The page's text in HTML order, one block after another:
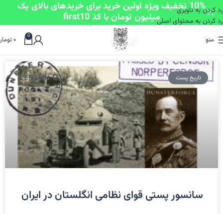
رد کردن به ناوبری
رد کردن به محتوای اصلی
منو 0 ۰
تاریخ پست
سانسور پستی قوای نظامی انگلستان در ایران
10% تخفیف ویژه اولین خرید برای خریدهای بالای یک
میلیون تومان با کد first10